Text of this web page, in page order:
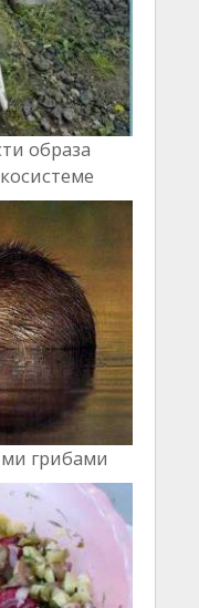
образа
грибами